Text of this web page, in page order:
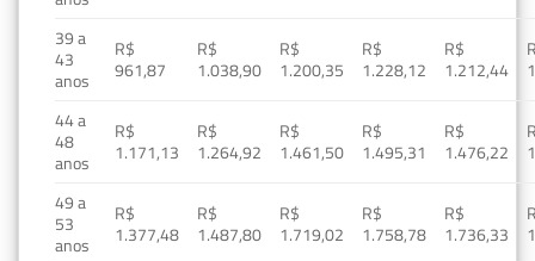
39 a
43
anos
R$
961,87
R$
1.038,90
R$
1.200,35
R$
1.228,12
R$
1.212,44
44 a
48
anos
R$
1.171,13
R$
1.264,92
R$
1.461,50
R$
1.495,31
R$
1.476,22
49 a
53
anos
R$
1.377,48
R$
1.487,80
R$
1.719,02
R$
1.758,78
R$
1.736,33